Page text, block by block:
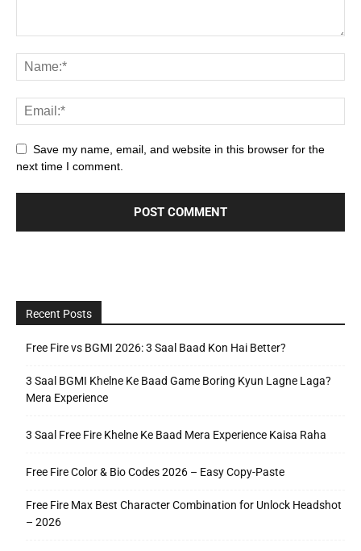
Save my name, email, and website in this browser for the
next time I comment.
Recent Posts
Free Fire vs BGMI 2026: 3 Saal Baad Kon Hai Better?
3 Saal BGMI Khelne Ke Baad Game Boring Kyun Lagne Laga?
Mera Experience
3 Saal Free Fire Khelne Ke Baad Mera Experience Kaisa Raha
Free Fire Color & Bio Codes 2026 – Easy Copy-Paste
Free Fire Max Best Character Combination for Unlock Headshot
– 2026